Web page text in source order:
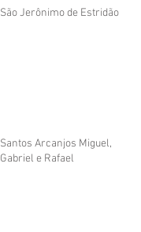
São Jerônimo de Estridão
Santos Arcanjos Miguel,
Gabriel e Rafael